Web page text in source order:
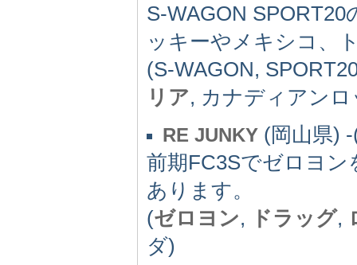
S-WAGON
ッキーやメキシコ、
(S-WAGON,
リア, カナディアン
RE JUNKY (岡山県)
前期FC3Sでゼロヨ
あります。
(ゼロヨン, ドラッグ,
ダ)